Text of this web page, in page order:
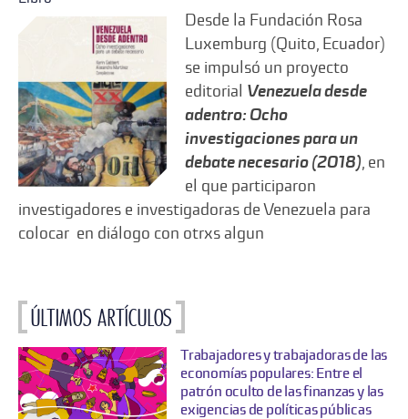
Desde la Fundación Rosa
Luxemburg (Quito, Ecuador)
se impulsó un proyecto
editorial Venezuela desde
adentro: Ocho
investigaciones para un
debate necesario (2018), en
el que participaron
investigadores e investigadoras de Venezuela para
colocar en diálogo con otrxs algun
Últimos artículos
Trabajadores y trabajadoras de las
economías populares: Entre el
patrón oculto de las finanzas y las
exigencias de políticas públicas